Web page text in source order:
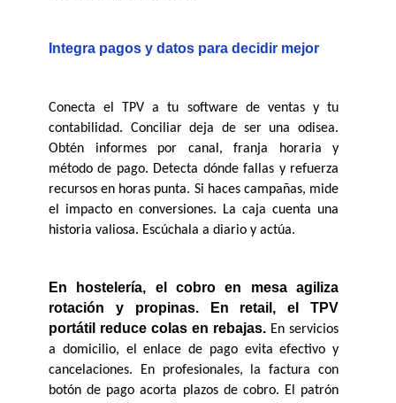
Integra pagos y datos para decidir mejor
Conecta el TPV a tu software de ventas y tu
contabilidad. Conciliar deja de ser una odisea.
Obtén informes por canal, franja horaria y
método de pago. Detecta dónde fallas y refuerza
recursos en horas punta. Si haces campañas, mide
el impacto en conversiones. La caja cuenta una
historia valiosa. Escúchala a diario y actúa.
En hostelería, el cobro en mesa agiliza
rotación y propinas. En retail, el TPV
portátil reduce colas en rebajas. En servicios
a domicilio, el enlace de pago evita efectivo y
cancelaciones. En profesionales, la factura con
botón de pago acorta plazos de cobro. El patrón